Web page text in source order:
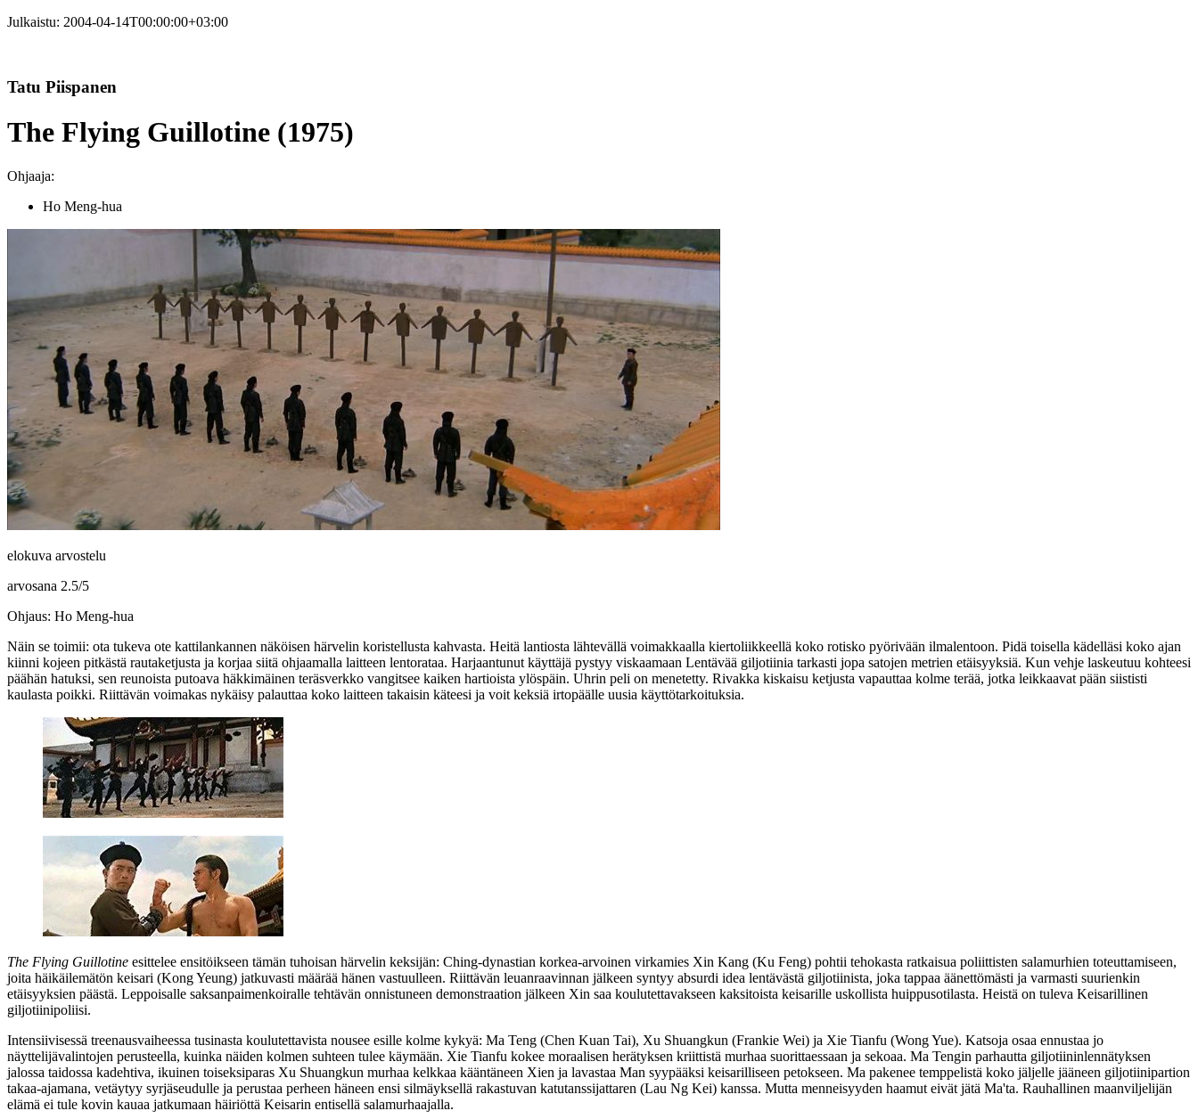
Julkaistu: 2004-04-14T00:00:00+03:00
Tatu Piispanen
The Flying Guillotine (1975)
Ohjaaja:
Ho Meng-hua
elokuva arvostelu
arvosana 2.5/5
Ohjaus: Ho Meng-hua
Näin se toimii: ota tukeva ote kattilankannen näköisen härvelin koristellusta kahvasta. Heitä lantiosta lähtevällä voimakkaalla kiertoliikkeellä koko rotisko pyörivään ilmalentoon. Pidä toisella kädelläsi koko ajan
kiinni kojeen pitkästä rautaketjusta ja korjaa siitä ohjaamalla laitteen lentorataa. Harjaantunut käyttäjä pystyy viskaamaan Lentävää giljotiinia tarkasti jopa satojen metrien etäisyyksiä. Kun vehje laskeutuu kohteesi
päähän hatuksi, sen reunoista putoava häkkimäinen teräsverkko vangitsee kaiken hartioista ylöspäin. Uhrin peli on menetetty. Rivakka kiskaisu ketjusta vapauttaa kolme terää, jotka leikkaavat pään siististi
kaulasta poikki. Riittävän voimakas nykäisy palauttaa koko laitteen takaisin käteesi ja voit keksiä irtopäälle uusia käyttötarkoituksia.
The Flying Guillotine esittelee ensitöikseen tämän tuhoisan härvelin keksijän: Ching-dynastian korkea-arvoinen virkamies Xin Kang (Ku Feng) pohtii tehokasta ratkaisua poliittisten salamurhien toteuttamiseen,
joita häikäilemätön keisari (Kong Yeung) jatkuvasti määrää hänen vastuulleen. Riittävän leuanraavinnan jälkeen syntyy absurdi idea lentävästä giljotiinista, joka tappaa äänettömästi ja varmasti suurienkin
etäisyyksien päästä. Leppoisalle saksanpaimenkoiralle tehtävän onnistuneen demonstraation jälkeen Xin saa koulutettavakseen kaksitoista keisarille uskollista huippusotilasta. Heistä on tuleva Keisarillinen
giljotiinipoliisi.
Intensiivisessä treenausvaiheessa tusinasta koulutettavista nousee esille kolme kykyä: Ma Teng (Chen Kuan Tai), Xu Shuangkun (Frankie Wei) ja Xie Tianfu (Wong Yue). Katsoja osaa ennustaa jo
näyttelijävalintojen perusteella, kuinka näiden kolmen suhteen tulee käymään. Xie Tianfu kokee moraalisen herätyksen kriittistä murhaa suorittaessaan ja sekoaa. Ma Tengin parhautta giljotiininlennätyksen
jalossa taidossa kadehtiva, ikuinen toiseksiparas Xu Shuangkun murhaa kelkkaa kääntäneen Xien ja lavastaa Man syypääksi keisarilliseen petokseen. Ma pakenee temppelistä koko jäljelle jääneen giljotiinipartion
takaa-ajamana, vetäytyy syrjäseudulle ja perustaa perheen häneen ensi silmäyksellä rakastuvan katutanssijattaren (Lau Ng Kei) kanssa. Mutta menneisyyden haamut eivät jätä Ma'ta. Rauhallinen maanviljelijän
elämä ei tule kovin kauaa jatkumaan häiriöttä Keisarin entisellä salamurhaajalla.